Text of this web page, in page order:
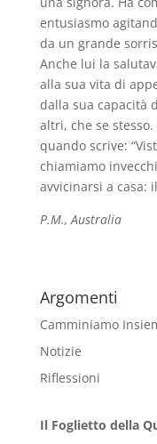
entusiasmo
da un grande
Anche lui la
alla sua vita di
dalla sua capacità
altri, che se
quando scrive:
chiamiamo
avvicinarsi a casa:
P.M., Australia
Argomenti
Camminiamo
Notizie
Riflessioni
Il Foglietto della